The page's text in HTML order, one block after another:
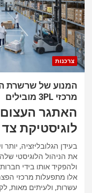
צרכנות
המנוע של שרשרת
מרכזי 3PL מובילים
האתגר
לוגיסטיקת
בעידן הגלובליזציה, יותר
אלו מתפעלות מרכזי
עשרות, ולעיתים מאות,